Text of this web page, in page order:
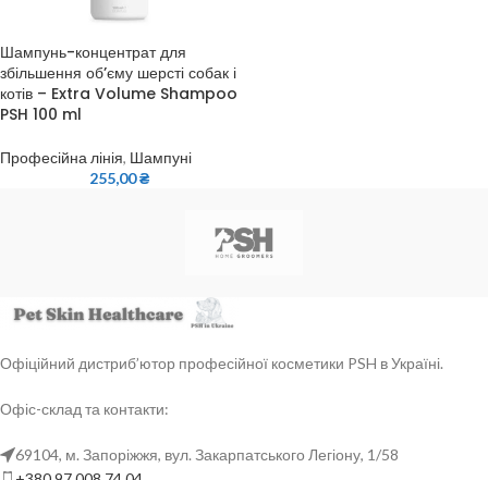
Шампунь-концентрат для
збільшення об’єму шерсті собак і
котів – Extra Volume Shampoo
PSH 100 ml
Професійна лінія, Шампуні
255,00₴
Офіційний дистриб’ютор професійної косметики PSH в Україні.
Офіс-склад та контакти:
69104, м. Запоріжжя, вул. Закарпатського Легіону, 1/58